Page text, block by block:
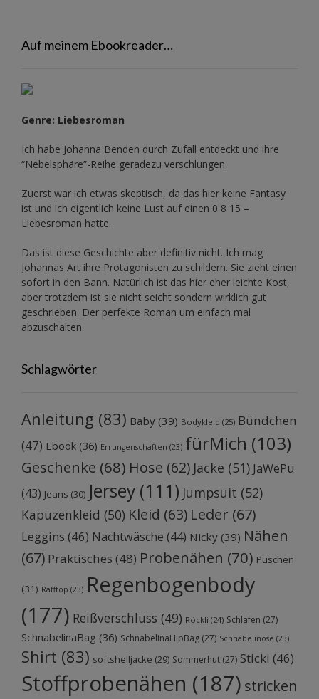
Auf meinem Ebookreader…
Genre: Liebesroman
Ich habe Johanna Benden durch Zufall entdeckt und ihre
“Nebelsphäre”-Reihe geradezu verschlungen.
Zuerst war ich etwas skeptisch, da das hier keine Fantasy
ist und ich eigentlich keine Lust auf einen 0 8 15 –
Liebesroman hatte.
Das ist diese Geschichte aber definitiv nicht. Ich mag
Johannas Art ihre Protagonisten zu schildern. Sie zieht einen
sofort in den Bann. Natürlich ist das hier eher leichte Kost,
aber trotzdem ist sie nicht seicht sondern wirklich gut
geschrieben. Der perfekte Roman um einfach mal
abzuschalten.
Schlagwörter
Anleitung (83) Baby (39) Bodykleid (25) Bündchen
(47) Ebook (36) Errungenschaften (23) fürMich (103)
Geschenke (68) Hose (62) Jacke (51) JaWePu
(43) Jeans (30) Jersey (111) Jumpsuit (52)
Kapuzenkleid (50) Kleid (63) Leder (67)
Leggins (46) Nachtwäsche (44) Nicky (39) Nähen
(67) Praktisches (48) Probenähen (70) Puschen
(31) Rafftop (23) Regenbogenbody
(177) Reißverschluss (49) Röckli (24) Schlafen (27)
SchnabelinaBag (36) SchnabelinaHipBag (27) Schnabelinose (23)
Shirt (83) softshelljacke (29) Sommerhut (27) Sticki (46)
Stoffprobenähen (187) stricken